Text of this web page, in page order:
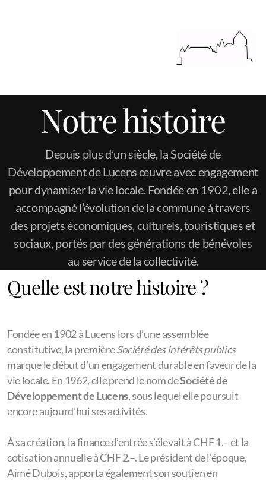
Notre histoire
Depuis plus d’un siècle, la Société de
Développement de Lucens œuvre avec engagement
pour dynamiser la vie locale. Fondée en 1902, elle a
accompagné l’évolution de la commune à travers
des projets économiques, culturels, touristiques et
sociaux, portés par des générations de bénévoles
au service de la collectivité.
Quelle est notre histoire ?
Fondée en 1902 à Lucens lors d’une assemblée
constitutive, la premièreSociété des intérêts publics
marque le début d’un engagement durable en faveur de la
vie locale. En 1962, elle prend le nom deSociété de
Développement de Lucens, sous lequel elle poursuit
encore aujourd’hui ses activités.
À sa création, la finance d’entrée s’élevait à CHF 1.– et la
cotisation annuelle à CHF 2.–. Le président de l’époque,
Aimé Dubois, apporta également son soutien en